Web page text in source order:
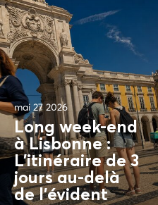
mai 27 2026
Long week-end
à Lisbonne :
L'itinéraire de 3
jours au-delà
de l'évident